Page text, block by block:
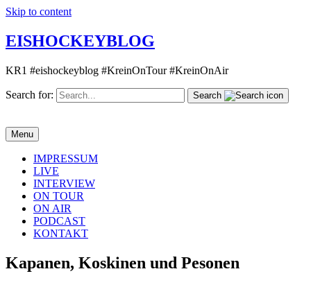
Skip to content
EISHOCKEYBLOG
KR1 #eishockeyblog #KreinOnTour #KreinOnAir
Search for: Search
Menu
IMPRESSUM
LIVE
INTERVIEW
ON TOUR
ON AIR
PODCAST
KONTAKT
Kapanen, Koskinen und Pesonen